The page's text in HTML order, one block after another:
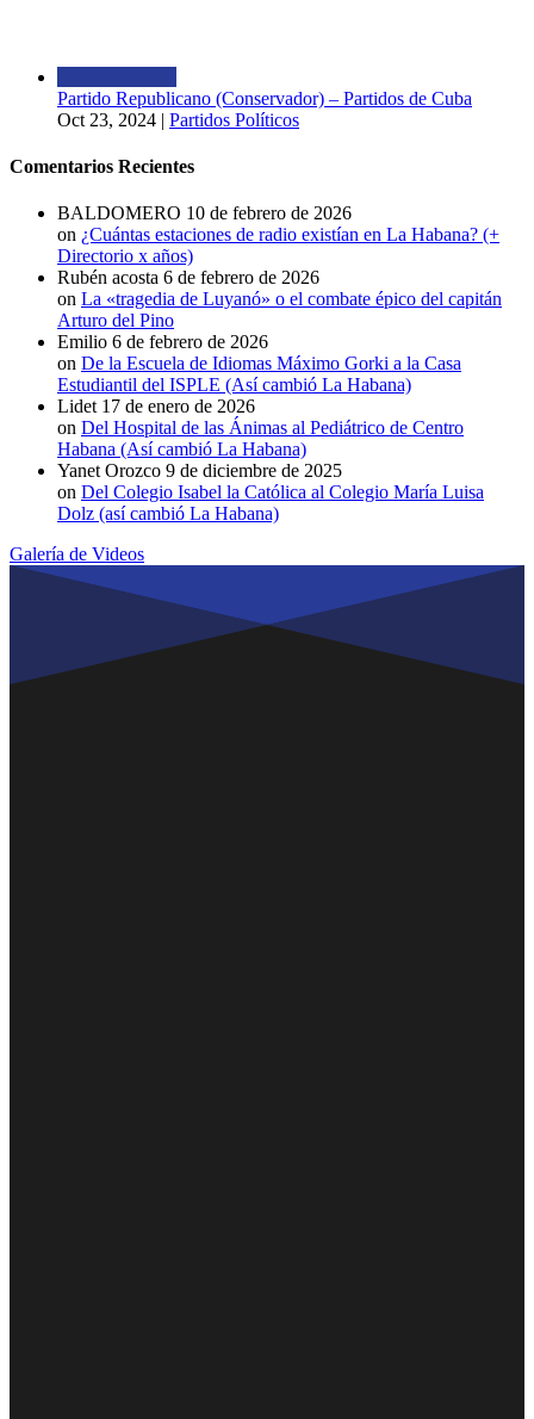
Partido Republicano (Conservador) – Partidos de Cuba
Oct 23, 2024 | Partidos Políticos
Comentarios Recientes
BALDOMERO 10 de febrero de 2026
on ¿Cuántas estaciones de radio existían en La Habana? (+
Directorio x años)
Rubén acosta 6 de febrero de 2026
on La «tragedia de Luyanó» o el combate épico del capitán
Arturo del Pino
Emilio 6 de febrero de 2026
on De la Escuela de Idiomas Máximo Gorki a la Casa
Estudiantil del ISPLE (Así cambió La Habana)
Lidet 17 de enero de 2026
on Del Hospital de las Ánimas al Pediátrico de Centro
Habana (Así cambió La Habana)
Yanet Orozco 9 de diciembre de 2025
on Del Colegio Isabel la Católica al Colegio María Luisa
Dolz (así cambió La Habana)
Galería de Videos